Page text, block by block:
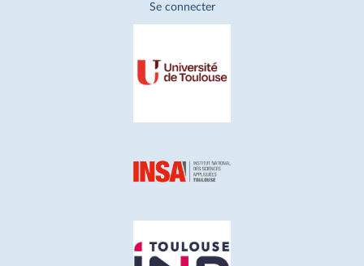
Se connecter